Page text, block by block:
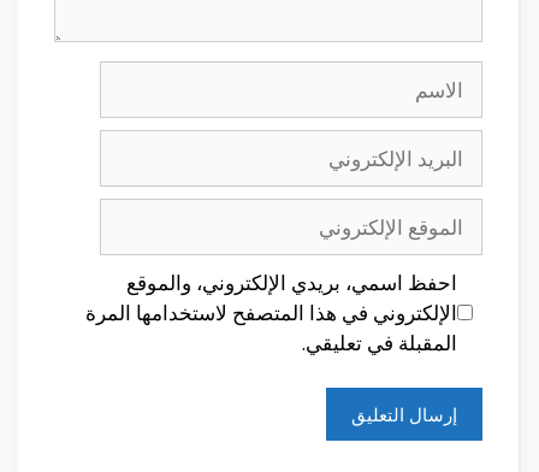
الإلكتروني
الإلكتروني
احفظ اسمي، بريدي الإلكتروني، والموقع
الإلكتروني في هذا المتصفح لاستخدامها المرة
المقبلة في تعليقي.